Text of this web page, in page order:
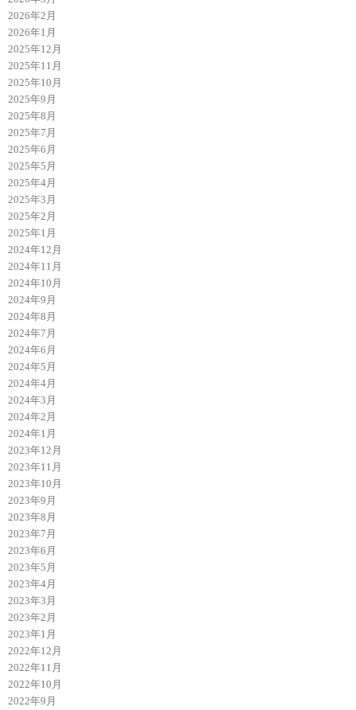
2026年2月
2026年1月
2025年12月
2025年11月
2025年10月
2025年9月
2025年8月
2025年7月
2025年6月
2025年5月
2025年4月
2025年3月
2025年2月
2025年1月
2024年12月
2024年11月
2024年10月
2024年9月
2024年8月
2024年7月
2024年6月
2024年5月
2024年4月
2024年3月
2024年2月
2024年1月
2023年12月
2023年11月
2023年10月
2023年9月
2023年8月
2023年7月
2023年6月
2023年5月
2023年4月
2023年3月
2023年2月
2023年1月
2022年12月
2022年11月
2022年10月
2022年9月